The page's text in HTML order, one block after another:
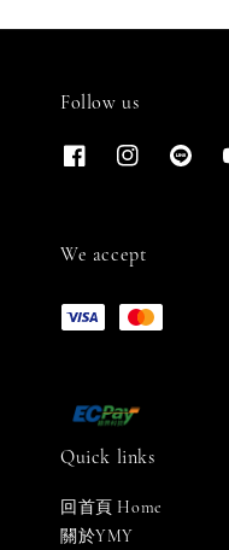
Follow us
We accept
Quick links
回首頁 Home
關於YMY